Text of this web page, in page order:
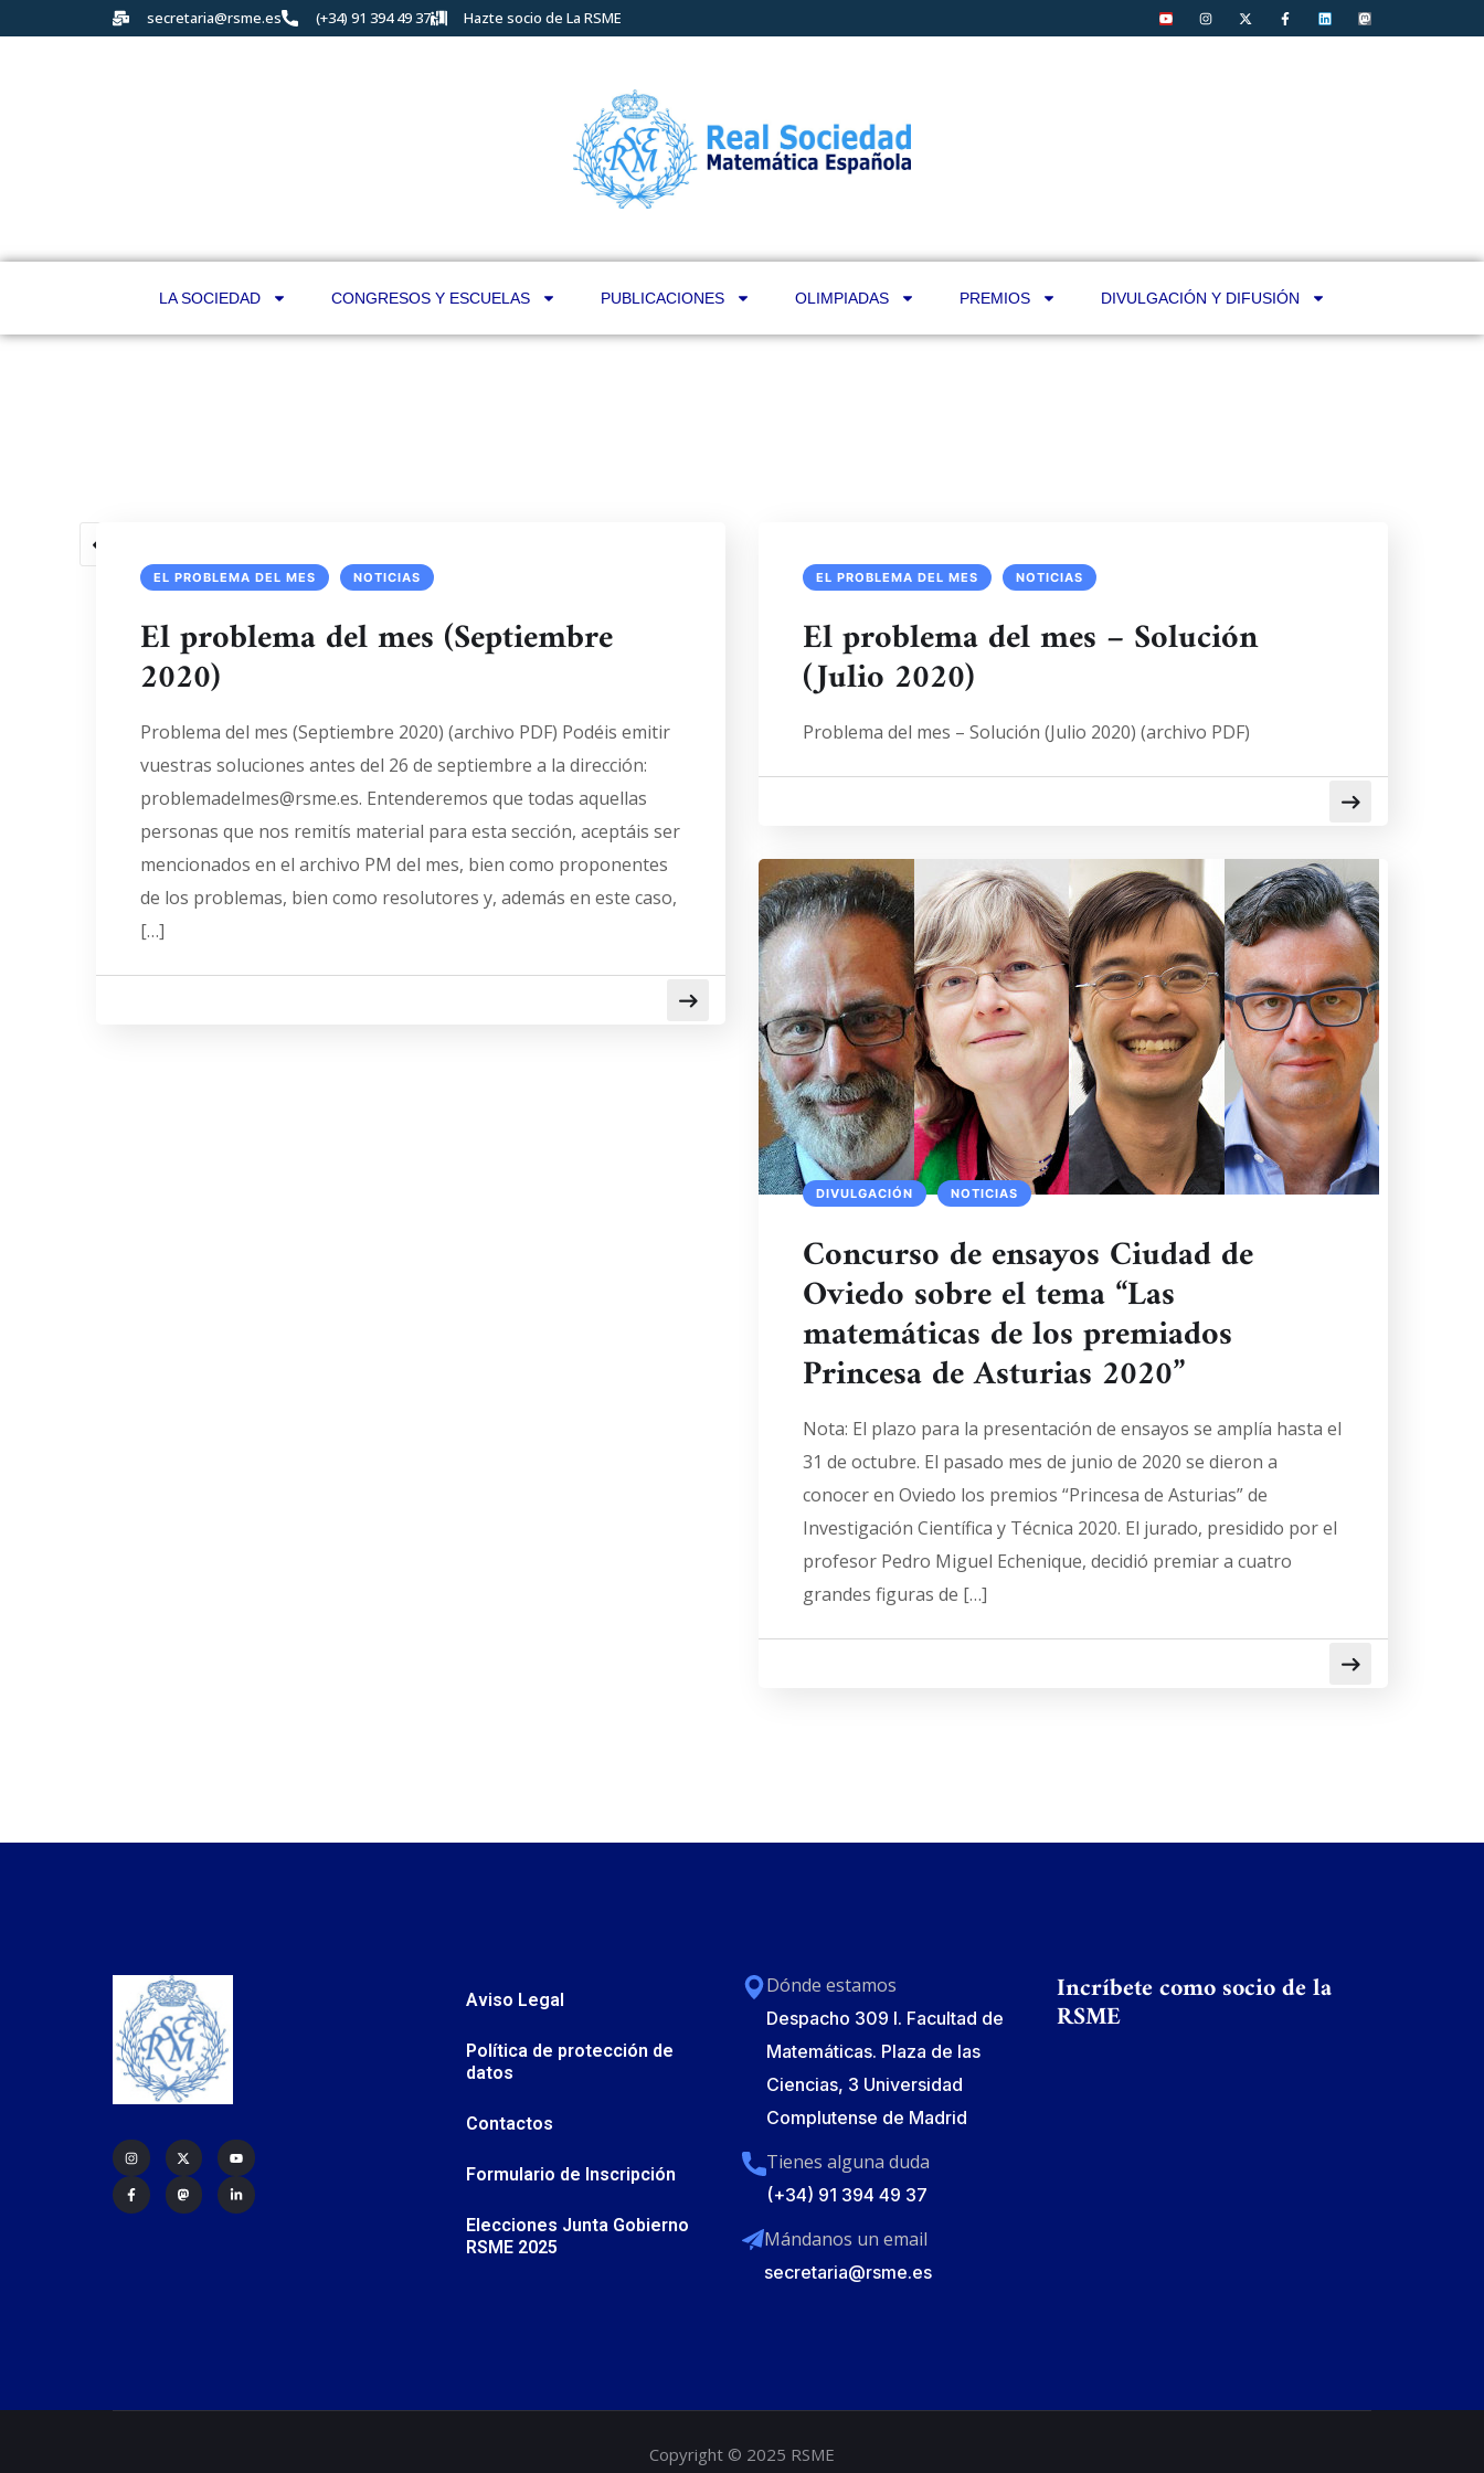
secretaria@rsme.es (+34) 91 394 49 37 Hazte socio de La RSME
LA SOCIEDAD CONGRESOS Y ESCUELAS PUBLICACIONES OLIMPIADAS PREMIOS DIVULGACIÓN Y DIFUSIÓN
EL PROBLEMA DEL MES NOTICIAS
El problema del mes (Septiembre
2020)
Problema del mes (Septiembre 2020) (archivo PDF) Podéis emitir
vuestras soluciones antes del 26 de septiembre a la dirección:
problemadelmes@rsme.es. Entenderemos que todas aquellas
personas que nos remitís material para esta sección, aceptáis ser
mencionados en el archivo PM del mes, bien como proponentes
de los problemas, bien como resolutores y, además en este caso,
[…]
EL PROBLEMA DEL MES NOTICIAS
El problema del mes – Solución
(Julio 2020)
Problema del mes – Solución (Julio 2020) (archivo PDF)
DIVULGACIÓN NOTICIAS
Concurso de ensayos Ciudad de
Oviedo sobre el tema “Las
matemáticas de los premiados
Princesa de Asturias 2020”
Nota: El plazo para la presentación de ensayos se amplía hasta el
31 de octubre. El pasado mes de junio de 2020 se dieron a
conocer en Oviedo los premios “Princesa de Asturias” de
Investigación Científica y Técnica 2020. El jurado, presidido por el
profesor Pedro Miguel Echenique, decidió premiar a cuatro
grandes figuras de […]
Aviso Legal
Política de protección de
datos
Contactos
Formulario de Inscripción
Elecciones Junta Gobierno
RSME 2025
Dónde estamos
Despacho 309 I. Facultad de
Matemáticas. Plaza de las
Ciencias, 3 Universidad
Complutense de Madrid
Tienes alguna duda
(+34) 91 394 49 37
Mándanos un email
secretaria@rsme.es
Incríbete como socio de la
RSME
Copyright © 2025 RSME